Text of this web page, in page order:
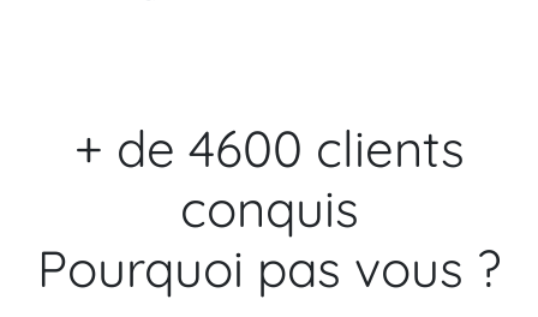
+ de 4600 clients
conquis
Pourquoi pas vous ?